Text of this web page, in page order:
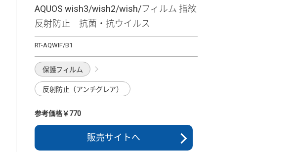
AQUOS wish3/wish2/wish/フィルム 指紋
反射防止 抗菌・抗ウイルス
RT-AQWIF/B1
保護フィルム
反射防止（アンチグレア）
参考価格￥770
販売サイトへ